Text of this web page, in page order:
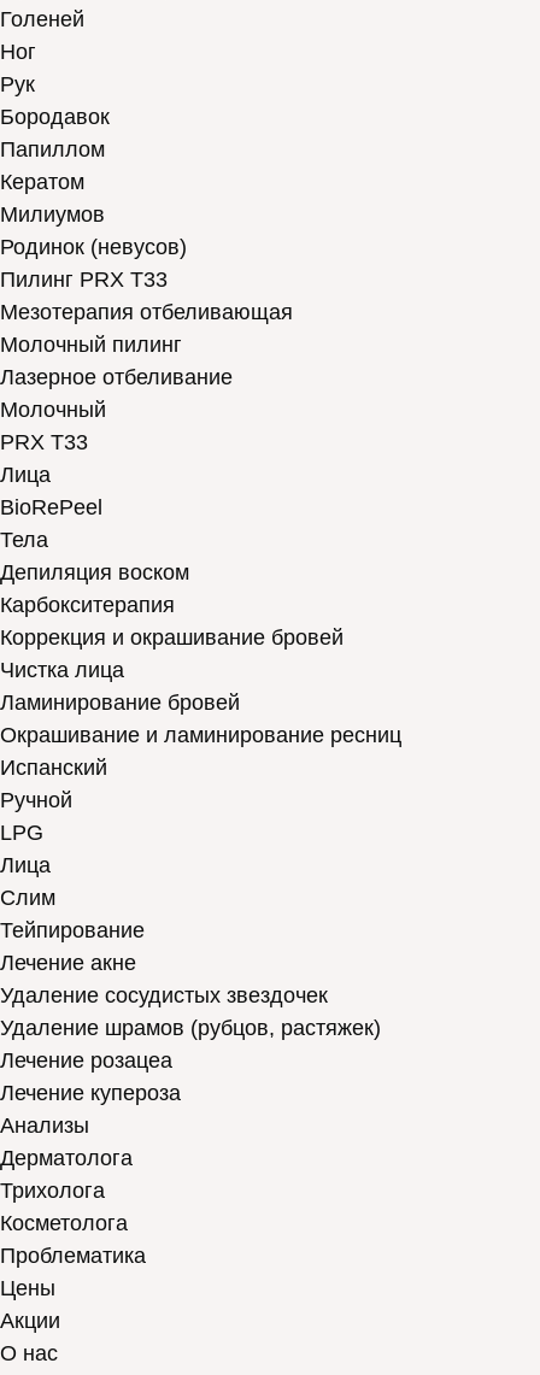
Голеней
Ног
Рук
Бородавок
Папиллом
Кератом
Милиумов
Родинок (невусов)
Пилинг PRX T33
Мезотерапия отбеливающая
Молочный пилинг
Лазерное отбеливание
Молочный
PRX T33
Лица
BioRePeel
Тела
Депиляция воском
Карбокситерапия
Коррекция и окрашивание бровей
Чистка лица
Ламинирование бровей
Окрашивание и ламинирование ресниц
Испанский
Ручной
LPG
Лица
Слим
Тейпирование
Лечение акне
Удаление сосудистых звездочек
Удаление шрамов (рубцов, растяжек)
Лечение розацеа
Лечение купероза
Анализы
Дерматолога
Трихолога
Косметолога
Проблематика
Цены
Акции
О нас